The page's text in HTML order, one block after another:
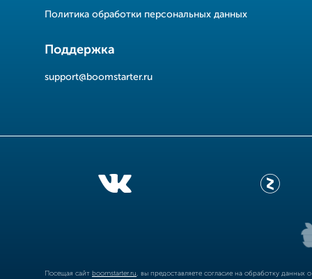
Политика обработки персональных данных
Поддержка
support@boomstarter.ru
Посещая сайт boomstarter.ru , вы предоставляете согласие на обработку